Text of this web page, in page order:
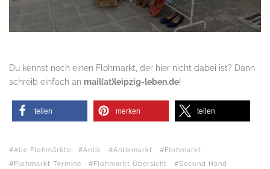
Du kennst noch einen Flohmarkt, der hier nicht dabei ist? Dann
schreib einfach an mail(at)leipzig-leben.de!
teilen merken teilen
Alle Flohmärkte Antik Antikmarkt
Flohmarkt
Flohmarkt Termine
Flohmarkt Übersicht
Second Hand